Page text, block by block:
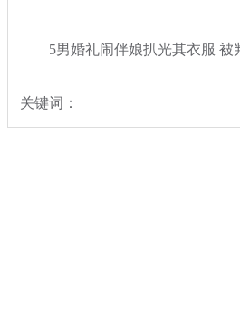
5男婚礼闹伴娘扒光其衣服 被
关键词：